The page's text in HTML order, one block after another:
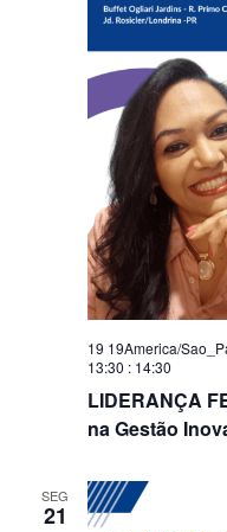
LIDERANÇA
na Gestão
19 19America/
13:30 : 14:30
SEG
21